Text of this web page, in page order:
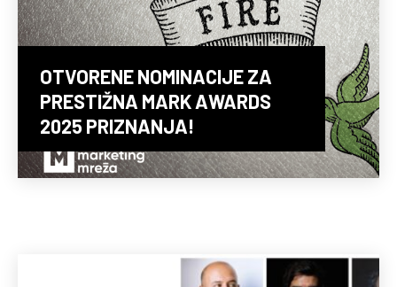
OTVORENE NOMINACIJE ZA
PRESTIŽNA MARK AWARDS
2025 PRIZNANJA!